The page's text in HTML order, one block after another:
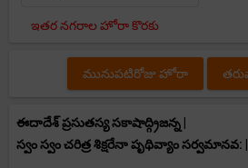
ఇతర నగరాల హోరా కొరకు
మునుపటిరోజు హోరా
ఈదాదేశ్ ప్రసుతస్య సకాషాద్గ్రిజన్న |
స్వం స్వం చరిత్ర శిక్షరేనా పృథివ్యాం సర్వమానవ: ||